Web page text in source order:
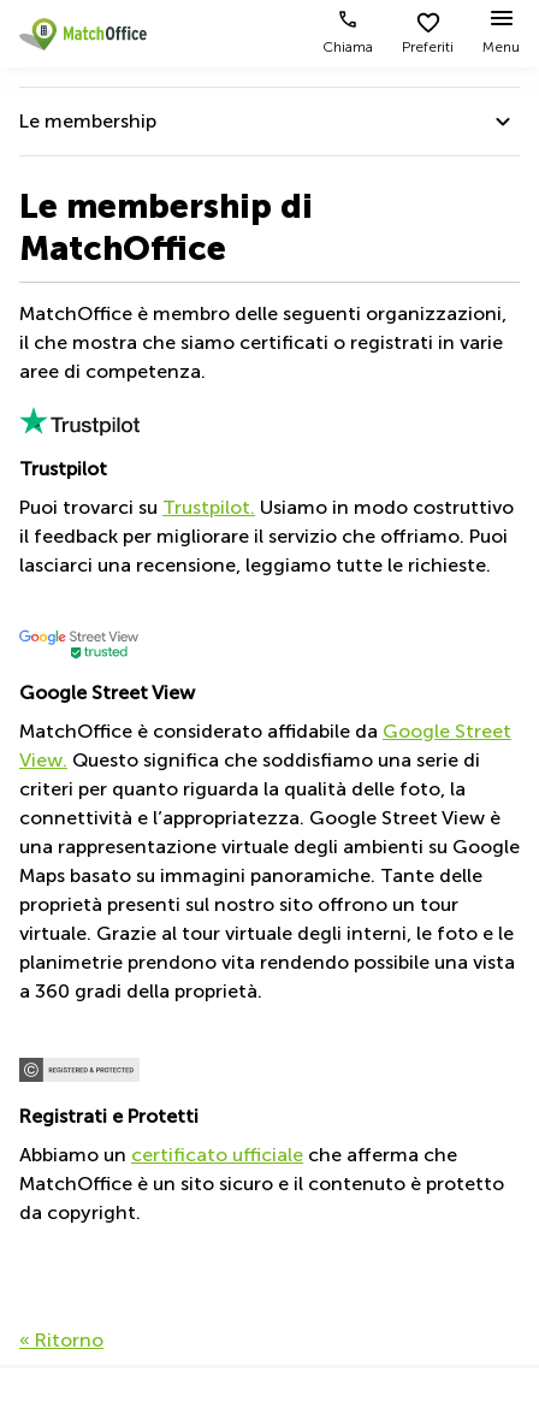
Chiama Preferiti Menu
Tipologie di
commerciali
Ufficio
Center
Coworking
Riunioni
Ufficio
Virtuale
Zone
Treviso
Palermo
Torino
Firenze
Padova
Brescia
Verona
Catania
Bologna
Bergamo
Como
Napoli
Ricerche
Lazio
Bologna
Uffici in
affitto
Vicenza
Coworking
Palermo
affitto
a
Coworking
Lombardy
Business
Toscana
center
Milano
Business
center
Roma
Coworking
Campania
Coworking
Coworking
Coworking
Brescia
Affitto
Business
Business
Aiuto
Chi Siamo
Metti in elenco il tuo ufficio
Prezzo
Le membership
Chi Siamo
Chi Siamo
Soci in affari
Il nostro team
Sosteniamo
Le membership
Politica sulla riservatezza
Le membership di
MatchOffice
MatchOffice è membro delle seguenti organizzazioni,
il che mostra che siamo certificati o registrati in varie
aree di competenza.
Trustpilot
Puoi trovarci su Trustpilot. Usiamo in modo costruttivo
il feedback per migliorare il servizio che offriamo. Puoi
lasciarci una recensione, leggiamo tutte le richieste.
Google Street View
MatchOffice è considerato affidabile da Google Street
View. Questo significa che soddisfiamo una serie di
criteri per quanto riguarda la qualità delle foto, la
connettività e l’appropriatezza. Google Street View è
una rappresentazione virtuale degli ambienti su Google
Maps basato su immagini panoramiche. Tante delle
proprietà presenti sul nostro sito offrono un tour
virtuale. Grazie al tour virtuale degli interni, le foto e le
planimetrie prendono vita rendendo possibile una vista
a 360 gradi della proprietà.
Registrati e Protetti
Abbiamo un certificato ufficiale che afferma che
MatchOffice è un sito sicuro e il contenuto è protetto
da copyright.
« Ritorno